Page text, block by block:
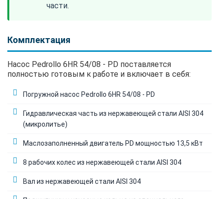
части.
Комплектация
Насос Pedrollo 6HR 54/08 - PD поставляется
полностью готовым к работе и включает в себя:
Погружной насос Pedrollo 6HR 54/08 - PD
Гидравлическая часть из нержавеющей стали AISI 304
(микролитье)
Маслозаполненный двигатель PD мощностью 13,5 кВт
8 рабочих колес из нержавеющей стали AISI 304
Вал из нержавеющей стали AISI 304